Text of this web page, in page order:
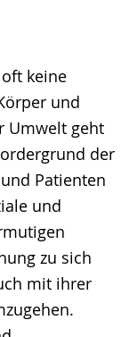
keine
und
Umwelt geht
der
Patienten
und
zu sich
mit ihrer